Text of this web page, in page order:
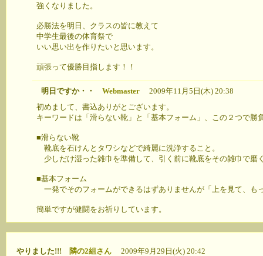
強くなりました。
必勝法を明日、クラスの皆に教えて
中学生最後の体育祭で
いい思い出を作りたいと思います。
頑張って優勝目指します！！
明日ですか・・ Webmaster2009年11月5日(木) 20:38
初めまして、書込ありがとございます。
キーワードは「滑らない靴」と「基本フォーム」、この２つで勝
■滑らない靴
靴底を石けんとタワシなどで綺麗に洗浄すること。
少しだけ湿った雑巾を準備して、引く前に靴底をその雑巾で磨
■基本フォーム
一発でそのフォームができるはずありませんが「上を見て、も
簡単ですが健闘をお祈りしています。
やりました!!! 隣の2組さん 2009年9月29日(火) 20:42